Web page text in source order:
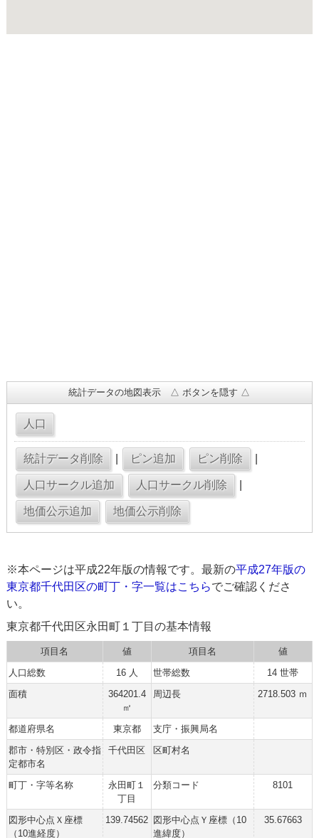
統計データの地図表示 △ ボタンを隠す △
※本ページは平成22年版の情報です。最新の平成27年版の
東京都千代田区の町丁・字一覧はこちらでご確認くださ
い。
東京都千代田区永田町１丁目の基本情報
項目名 値 項目名
値
人口総数
16 人 世帯総数
14 世帯
面積
364201.4
㎡
周辺長 2718.503 ｍ
都道府県名 東京都
支庁・振興局名
郡市・特別区・政令指
定都市名
千代田区 区町村名
町丁・字等名称
永田町１
丁目
分類コード 8101
図形中心点Ｘ座標
（10進経度）
139.74562 図形中心点Ｙ座標（10
進緯度）
35.67663